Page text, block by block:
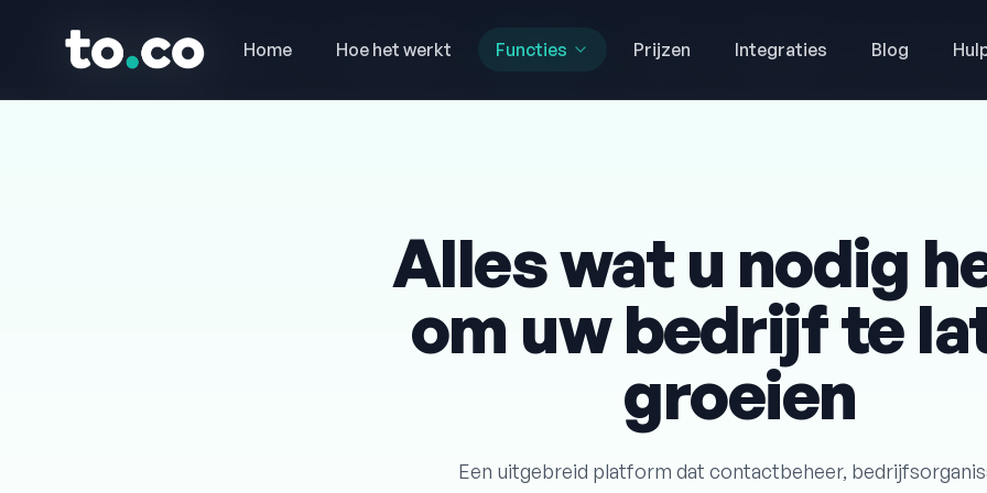
to.co Home Hoe het werkt Functies Prijzen Integraties Blog
to.co Home Hoe het werkt Functies Prijzen Integraties Blog
Alles wat u nodig
om uw bedrijf te
groeien
Een uitgebreid platform dat contactbeheer,